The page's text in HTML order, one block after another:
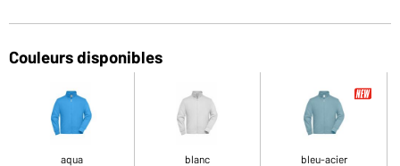
Couleurs disponibles
aqua blanc bleu-acier